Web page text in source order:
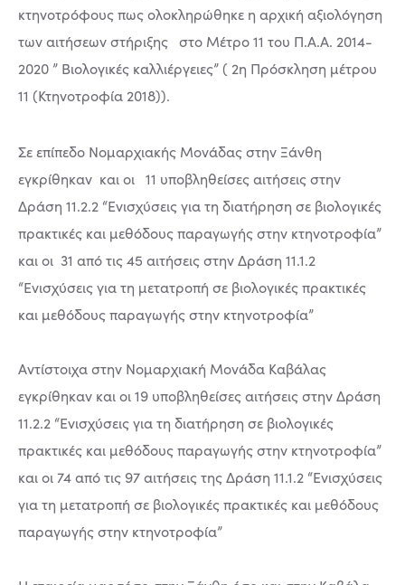
κτηνοτρόφους πως ολοκληρώθηκε η αρχική αξιολόγηση
των αιτήσεων στήριξης στο Μέτρο 11 του Π.Α.Α. 2014-
2020 ” Βιολογικές καλλιέργειες” ( 2η Πρόσκληση μέτρου
11 (Κτηνοτροφία 2018)).
Σε επίπεδο Νομαρχιακής Μονάδας στην Ξάνθη
εγκρίθηκαν και οι 11 υποβληθείσες αιτήσεις στην
Δράση 11.2.2 “Ενισχύσεις για τη διατήρηση σε βιολογικές
πρακτικές και μεθόδους παραγωγής στην κτηνοτροφία”
και οι 31 από τις 45 αιτήσεις στην Δράση 11.1.2
“Ενισχύσεις για τη μετατροπή σε βιολογικές πρακτικές
και μεθόδους παραγωγής στην κτηνοτροφία”
Αντίστοιχα στην Νομαρχιακή Μονάδα Καβάλας
εγκρίθηκαν και οι 19 υποβληθείσες αιτήσεις στην Δράση
11.2.2 “Ενισχύσεις για τη διατήρηση σε βιολογικές
πρακτικές και μεθόδους παραγωγής στην κτηνοτροφία”
και οι 74 από τις 97 αιτήσεις της Δράση 11.1.2 “Ενισχύσεις
για τη μετατροπή σε βιολογικές πρακτικές και μεθόδους
παραγωγής στην κτηνοτροφία”